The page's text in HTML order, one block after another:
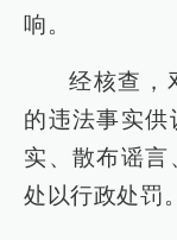
响。
经核查，
的违法事实
实、散布谣
处以行政处罚。